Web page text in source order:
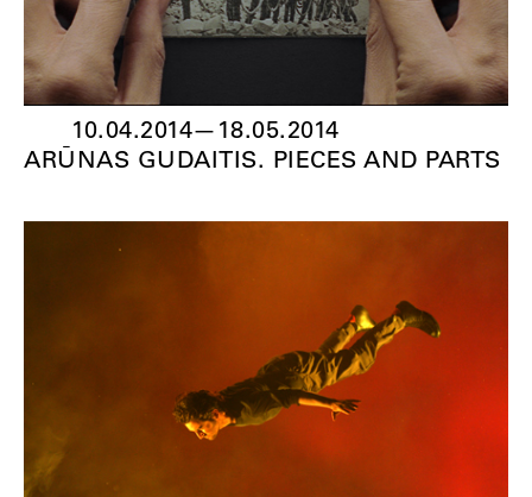
10.04.2014— 18.05.2014
ARŪNAS GUDAITIS. PIECES AND PARTS